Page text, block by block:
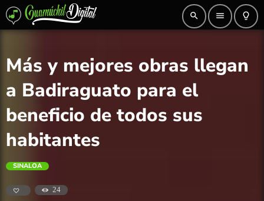
search menu lightbulb_outline
Más y mejores obras llegan
a Badiraguato para el
beneficio de todos sus
habitantes
SINALOA
24